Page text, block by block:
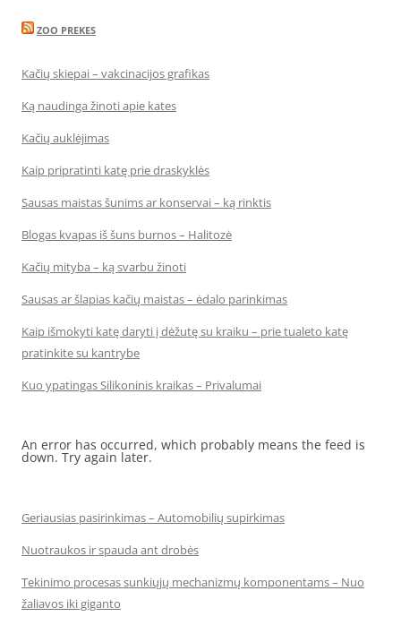
ZOO PREKES
Kačių skiepai – vakcinacijos grafikas
Ką naudinga žinoti apie kates
Kačių auklėjimas
Kaip pripratinti katę prie draskyklės
Sausas maistas šunims ar konservai – ką rinktis
Blogas kvapas iš šuns burnos – Halitozė
Kačių mityba – ką svarbu žinoti
Sausas ar šlapias kačių maistas – ėdalo parinkimas
Kaip išmokyti katę daryti į dėžutę su kraiku – prie tualeto katę
pratinkite su kantrybe
Kuo ypatingas Silikoninis kraikas – Privalumai
An error has occurred, which probably means the feed is
down. Try again later.
Geriausias pasirinkimas – Automobilių supirkimas
Nuotraukos ir spauda ant drobės
Tekinimo procesas sunkiųjų mechanizmų komponentams – Nuo
žaliavos iki giganto